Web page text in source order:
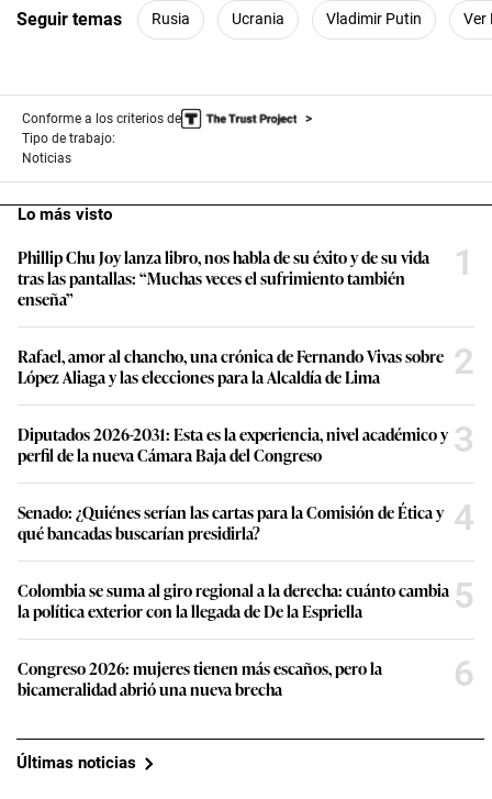
Seguir temas Rusia Ucrania Vladimir Putin Ver
Conforme a los criterios de
Tipo de trabajo:
Noticias
Lo más visto
Phillip Chu Joy lanza libro, nos habla de su éxito y de su vida
tras las pantallas: “Muchas veces el sufrimiento también
enseña”
1
Rafael, amor al chancho, una crónica de Fernando Vivas sobre
López Aliaga y las elecciones para la Alcaldía de Lima
2
Diputados 2026-2031: Esta es la experiencia, nivel académico y
perfil de la nueva Cámara Baja del Congreso
3
Senado: ¿Quiénes serían las cartas para la Comisión de Ética y
qué bancadas buscarían presidirla?
4
Colombia se suma al giro regional a la derecha: cuánto cambia
la política exterior con la llegada de De la Espriella
5
Congreso 2026: mujeres tienen más escaños, pero la
bicameralidad abrió una nueva brecha
6
Últimas noticias